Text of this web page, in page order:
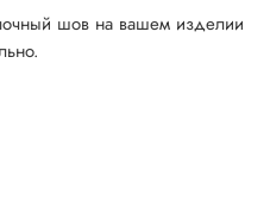
шов на вашем изделии